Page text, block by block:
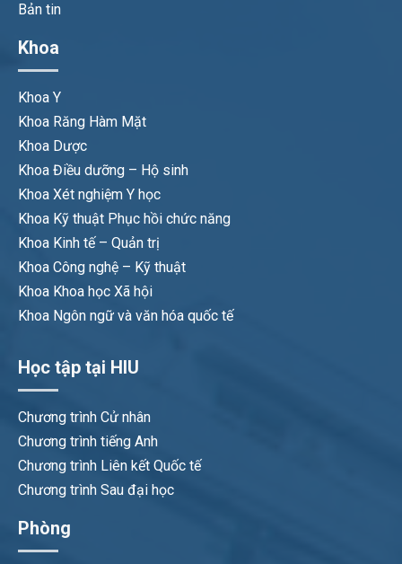
Bản tin
Khoa
Khoa Y
Khoa Răng Hàm Mặt
Khoa Dược
Khoa Điều dưỡng – Hộ sinh
Khoa Xét nghiệm Y học
Khoa Kỹ thuật Phục hồi chức năng
Khoa Kinh tế – Quản trị
Khoa Công nghệ – Kỹ thuật
Khoa Khoa học Xã hội
Khoa Ngôn ngữ và văn hóa quốc tế
Học tập tại HIU
Chương trình Cử nhân
Chương trình tiếng Anh
Chương trình Liên kết Quốc tế
Chương trình Sau đại học
Phòng